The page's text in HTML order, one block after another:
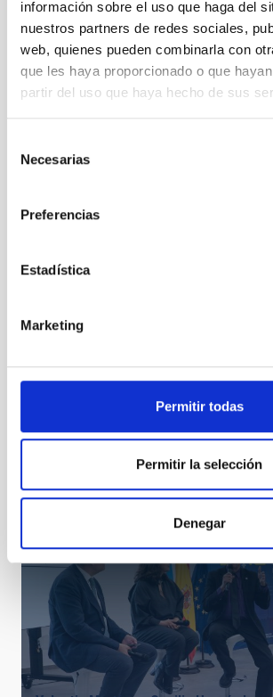
información sobre el uso que haga del
nuestros partners de redes sociales,
web, quienes pueden combinarla con
que les haya proporcionado o que
partir del uso que haya hecho de sus
Necesarias
Preferencias
Estadística
Marketing
Permitir todas
Permitir la selección
Denegar
dsc08283_1.jpg